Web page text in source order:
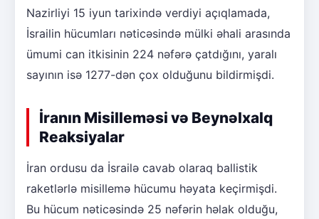
Nazirliyi 15 iyun tarixində verdiyi açıqlamada,
İsrailin hücumları nəticəsində mülki əhali arasında
ümumi can itkisinin 224 nəfərə çatdığını, yaralı
sayının isə 1277-dən çox olduğunu bildirmişdi.
İranın Misilleməsi və Beynəlxalq
Reaksiyalar
İran ordusu da İsrailə cavab olaraq ballistik
raketlərlə misillemə hücumu həyata keçirmişdi.
Bu hücum nəticəsində 25 nəfərin həlak olduğu,